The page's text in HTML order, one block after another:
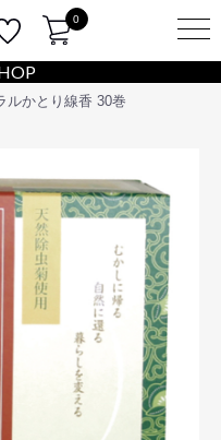
0
ルかとり線香 30巻